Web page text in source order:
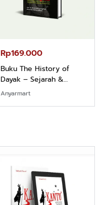
Rp169.000
Buku The History of
Dayak – Sejarah &
Identitas Borneo Asli
Anyarmart